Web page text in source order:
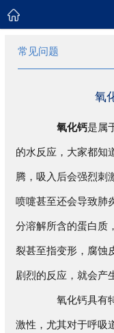
常见问题
氧
氧化钙是属
的水反应，大家都知
腾，吸入后会强烈刺
喷嚏甚至还会导致肺
分溶解所含的蛋白质
裂甚至指变形，腐蚀
剧烈的反应，就会产
氧化钙具有特
激性，尤其对于呼吸